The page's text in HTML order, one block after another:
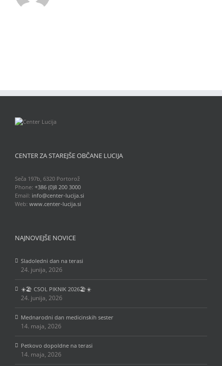
CENTER ZA STAREJŠE OBČANE LUCIJA
Seča 197b, 6320 Portorož
Phone: +386 (0)8 200 3000
Email: info@center-lucija.si
Web: www.center-lucija.si
NAJNOVEJŠE NOVICE
Sladoledni dan na terasi
24. junija, 2026
☀️🏖️ CSOL PIKNIK 2026🏖️☀️
24. junija, 2026
Mednarodni dan medicinskih sester
14. maja, 2026
Petkovo dopoldne na terasi
14. maja, 2026